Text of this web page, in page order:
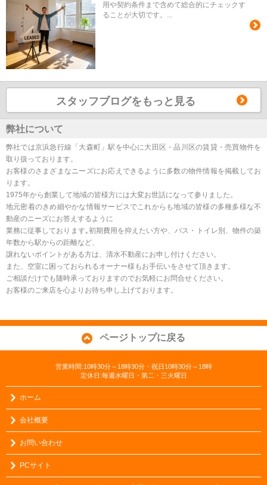
用や契約条件まで含めて総合的にチェックす
ることが大切です。...
スタッフブログをもっと見る
弊社について
弊社では京浜急行線「大森町」駅を中心に大田区・品川区の賃貸・売買物件を
取り扱っております。
お客様のさまざまなニーズにお応えできるように多数の物件情報を掲載してお
ります。
1975年から創業して地域の皆様方には大変お世話になって参りました。
地元密着のきめ細やかな情報サービスでこれからも地域の皆様の多種多様な不
動産のニーズにお答えするように
業務に従事しております｡初期費用を抑えたい方や、バス・トイレ別、物件の築
年数から駅からの距離など、
譲れないポイントがある方は、清水不動産にお申し付けください。
また、空室に困っておられるオーナー様もお手伝いをさせて頂きます。
ご相談だけでも随時承っておりますのでお気軽にお問合せください。
お客様のご来店を心よりお待ち申し上げております。
ページトップに戻る
営業時間:10時30分～18時30分・祝日10時30分～18時
定休日:毎週水曜日・第二・三火曜日
ホーム
会社概要
お問い合わせ
PCサイト